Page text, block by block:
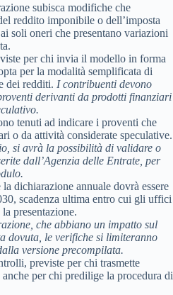
subisca modifiche che
reddito imponibile o dell’imposta
soli oneri che presentano variazioni
per chi invia il modello in forma
per la modalità semplificata di
dei redditi. I contribuenti devono
derivanti da prodotti finanziari
tenuti ad indicare i proventi che
o da attività considerate speculative.
si avrà la possibilità di validare o
dall’Agenzia delle Entrate, per
dichiarazione annuale dovrà essere
scadenza ultima entro cui gli uffici
presentazione.
che abbiano un impatto sul
dovuta, le verifiche si limiteranno
versione precompilata.
previste per chi trasmette
per chi predilige la procedura di